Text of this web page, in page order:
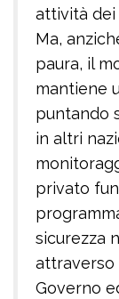
attività dei
Ma,
paura, il
mantiene
puntando
in altri
privato
sicurezza
attraverso
Governo